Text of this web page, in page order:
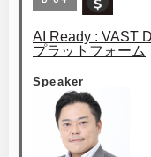
AI Ready : VAST
プラットフォーム
Speaker